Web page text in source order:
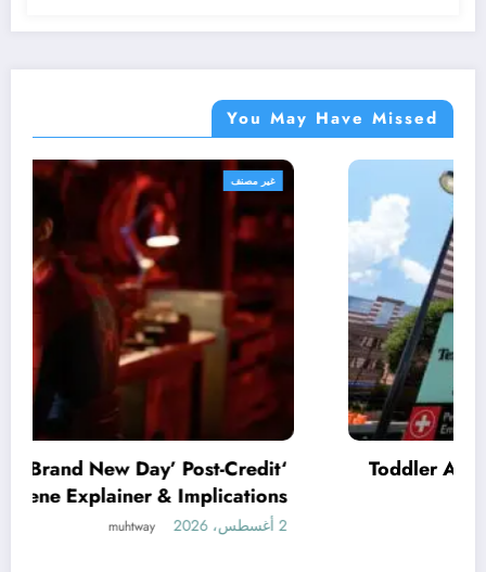
You May Have Missed
غير مصنف
Toddler Annelise Camp in Texas brain-death
dispute was taken off life support
muhtway